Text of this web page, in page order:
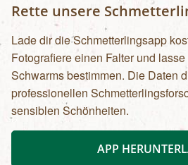
Rette unsere
Lade dir die Schmetterlingsapp
Fotografiere einen Falter und
Schwarms bestimmen. Die Daten
professionellen
sensiblen Schönheiten.
APP